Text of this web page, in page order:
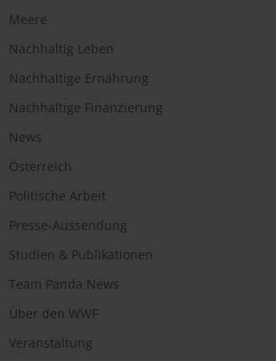
Meere
Nachhaltig Leben
Nachhaltige Ernährung
Nachhaltige Finanzierung
News
Österreich
Politische Arbeit
Presse-Aussendung
Studien & Publikationen
Team Panda News
Über den WWF
Veranstaltung